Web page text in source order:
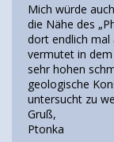
Mich würde
die Nähe des
dort endlich mal
vermutet in
sehr hohen
geologische
untersucht zu
Gruß,
Ptonka